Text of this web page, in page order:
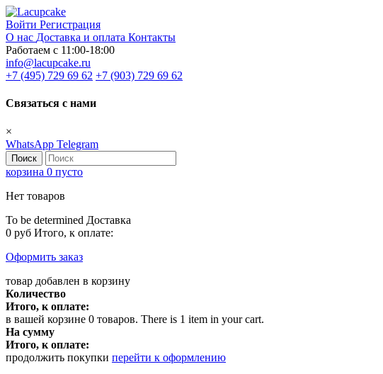
Войти Регистрация
О нас Доставка и оплата Контакты
Работаем с 11:00-18:00
info@lacupcake.ru
+7 (495) 729 69 62 +7 (903) 729 69 62
Связаться с нами
×
WhatsApp Telegram
Поиск
корзина 0 пусто
Нет товаров
To be determined Доставка
0 руб Итого, к оплате:
Оформить заказ
товар добавлен в корзину
Количество
Итого, к оплате:
в вашей корзине 0 товаров. There is 1 item in your cart.
На сумму
Итого, к оплате:
продолжить покупки перейти к оформлению